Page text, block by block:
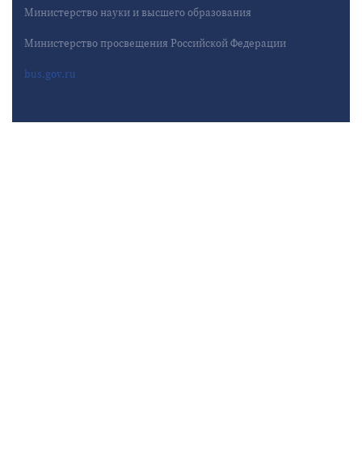
Министерство науки и высшего образования
Министерство просвещения Российской Федерации
bus.gov.ru